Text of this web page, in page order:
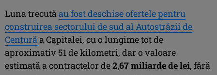
Luna trecutăau fost deschise ofertele pentru
construirea sectorului de sud al Autostrăzii de
Centurăa Capitalei, cu o lungime tot de
aproximativ 51 de kilometri, dar o valoare
estimată a contractelor de2,67 miliarde de lei, fără